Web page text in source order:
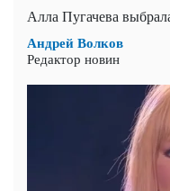
Алла Пугачева
Андрей Волков
Редактор новин